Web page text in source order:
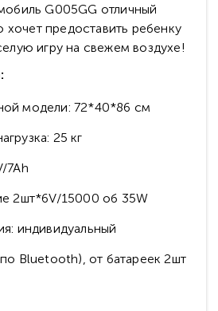
G005GG отличный
хочет предоставить ребенку
игру на свежем воздухе!
модели: 72*40*86 см
25 кг
7Ah
2шт*6V/15000 об 35W
индивидуальный
по Bluetooth), от батареек 2шт